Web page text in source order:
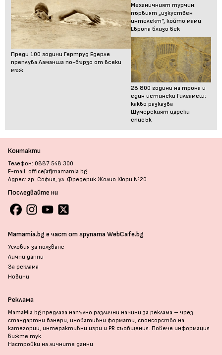
Преди 100 години Гертруд Едерле
преплува Ламанша по-бързо от всеки
мъж
Механичният турчин:
първият „изкуствен
интелект“, който мами
Европа близо век
28 800 години на трона и
един истински Гилгамеш:
какво разказва
Шумерският царски
списък
Контакти
Телефон: 0887 548 300
E-mail: office[at]mamamia.bg
Адрес: гр. София, ул. Фредерик Жолио Кюри №20
Последвайте ни
Mamamia.bg е част от групата WebCafe.bg
Условия за ползване
Лични данни
За реклама
Новини
Реклама
MamaMia.bg предлага напълно различни начини за реклама – чрез
стандартни банери, иновативни формати, спонсорство на
категории, интерактивни игри и PR съобщения. Повече информация
вижте тук.
Настройки на личните данни